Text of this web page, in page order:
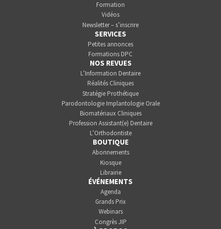
Formation
Vidéos
Newsletter – s’inscrire
SERVICES
Petites annonces
Formations DPC
NOS REVUES
L’Information Dentaire
Réalités Cliniques
Stratégie Prothétique
Parodontologie Implantologie Orale
Biomatériaux Cliniques
Profession Assistant(e) Dentaire
L’Orthodontiste
BOUTIQUE
Abonnements
Kiosque
Librairie
ÉVÉNEMENTS
Agenda
Grands Prix
Webinars
Congrès JIP